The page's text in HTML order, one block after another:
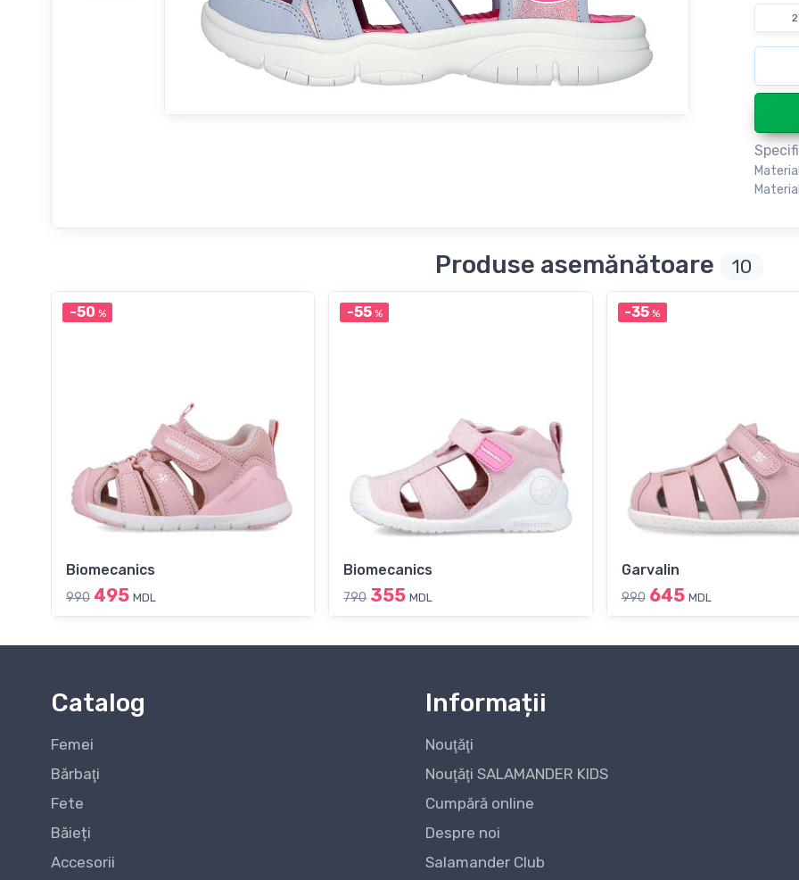
Produse asemănătoare 10
-50 %
Biomecanics
990 495 MDL
-55%
Biomecanics
790 355 MDL
-35 %
Garvalin
990 645 MDL
Catalog
Femei
Bărbaţi
Fete
Băieți
Accesorii
Informații
Nouţăţi
Nouţăţi SALAMANDER KIDS
Cumpără online
Despre noi
Salamander Club